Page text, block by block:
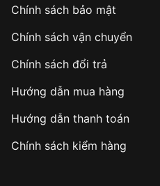
khi nhận hàng hoặc
hàng nhanh chóng
hủy đơn không mong
Chính sách bảo mật
Chính sách vận chuyển
Chính sách đổi trả
Hướng dẫn mua hàng
Hướng dẫn thanh toán
Chính sách kiểm hàng